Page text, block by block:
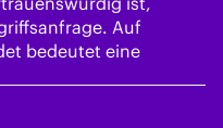
Auf
bedeutet eine